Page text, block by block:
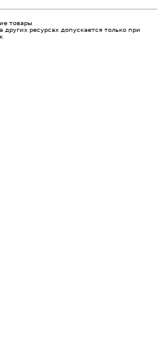
товары
других ресурсах допускается только при